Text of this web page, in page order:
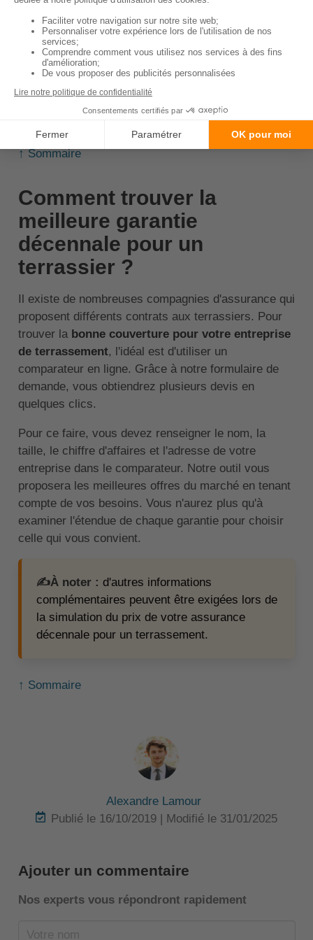
commerciale de chaque compagnie d'assurances.
🚨Important :le montant de la franchise agit
sur vos cotisations. Plus cette somme est
élevée, plus le prix de l'assurance décennale
↑ Sommaire
Comment trouver la
meilleure garantie
décennale pour un
terrassier ?
Il existe de nombreuses compagnies d'assurance qui
proposent différents contrats aux terrassiers. Pour
trouver la bonne couverture pour votre entreprise
de terrassement, l'idéal est d'utiliser un
comparateur en ligne. Grâce à notre formulaire de
demande, vous obtiendrez plusieurs devis en
quelques clics.
Pour ce faire, vous devez renseigner le nom, la
taille, le chiffre d'affaires et l'adresse de votre
entreprise dans le comparateur. Notre outil vous
proposera les meilleures offres du marché en tenant
compte de vos besoins. Vous n'aurez plus qu'à
examiner l'étendue de chaque garantie pour choisir
celle qui vous convient.
✍️À noter : d'autres informations
complémentaires peuvent être exigées lors de
la simulation du prix de votre assurance
décennale pour un terrassement.
↑ Sommaire
Alexandre Lamour
Publié le 16/10/2019 | Modifié le 31/01/2025
Ajouter un commentaire
Nos experts vous répondront rapidement